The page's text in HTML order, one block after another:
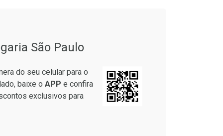
São Paulo
do seu celular para o
baixe o APP e confira
exclusivos para